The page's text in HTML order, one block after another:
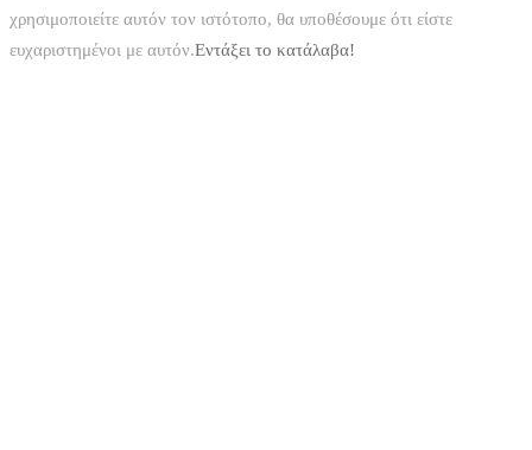
χρησιμοποιείτε αυτόν τον ιστότοπο, θα υποθέσουμε ότι είστε
ευχαριστημένοι με αυτόν.Εντάξει το κατάλαβα!